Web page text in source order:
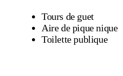
Tours de guet
Aire de pique nique
Toilette publique